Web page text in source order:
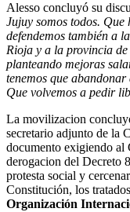
Alesso concluyó su
Jujuy somos todos. Que
defendemos también a
Rioja y a la provincia de
planteando mejoras
tenemos que
Que volvemos a pedir
La movilizacion
secretario adjunto de la
documento exigiendo al
derogacion del Decreto
protesta social y
Constitución, los
Organización